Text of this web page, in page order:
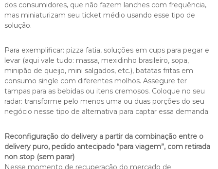
dos consumidores, que não fazem lanches com frequência,
mas miniaturizam seu ticket médio usando esse tipo de
solução.
Para exemplificar: pizza fatia, soluções em cups para pegar e
levar (aqui vale tudo: massa, mexidinho brasileiro, sopa,
minipão de queijo, mini salgados, etc.), batatas fritas em
consumo single com diferentes molhos. Assegure ter
tampas para as bebidas ou itens cremosos. Coloque no seu
radar: transforme pelo menos uma ou duas porções do seu
negócio nesse tipo de alternativa para captar essa demanda.
Reconfiguração do delivery a partir da combinação entre o
delivery puro, pedido antecipado “para viagem”, com retirada
non stop (sem parar)
Nesse momento de recuperação do mercado de